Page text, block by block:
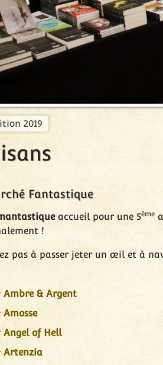
2019
Fantastique
accueil pour une 5ème
!
pas à passer jeter un œil et à
Ambre & Argent
Amosse
Angel of Hell
Artenzia